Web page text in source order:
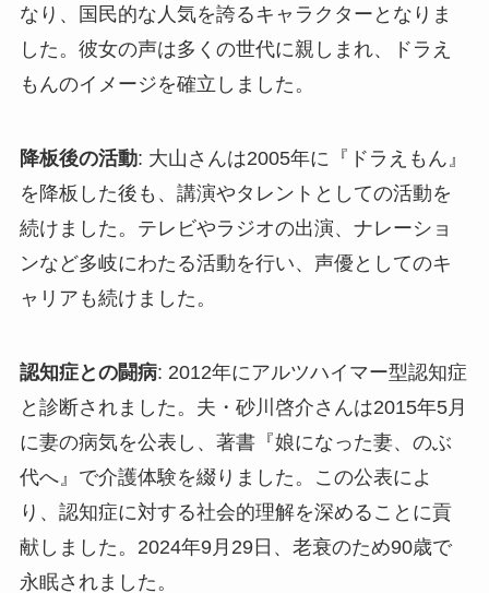
なり、国民的な人気を誇るキャラクターとなりま
した。彼女の声は多くの世代に親しまれ、ドラえ
もんのイメージを確立しました。
降板後の活動: 大山さんは2005年に『ドラえもん』
を降板した後も、講演やタレントとしての活動を
続けました。テレビやラジオの出演、ナレーショ
ンなど多岐にわたる活動を行い、声優としてのキ
ャリアも続けました。
認知症との闘病: 2012年にアルツハイマー型認知症
と診断されました。夫・砂川啓介さんは2015年5月
に妻の病気を公表し、著書『娘になった妻、のぶ
代へ』で介護体験を綴りました。この公表によ
り、認知症に対する社会的理解を深めることに貢
献しました。2024年9月29日、老衰のため90歳で
永眠されました。